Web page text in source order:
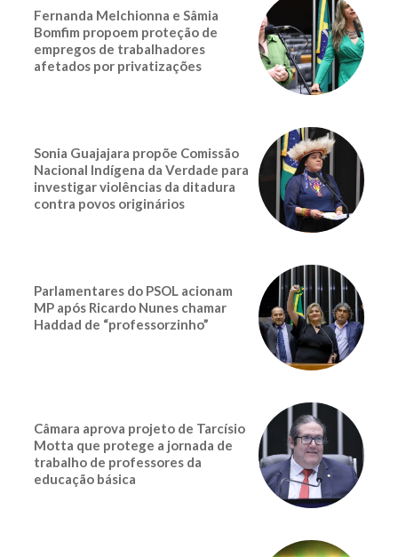
Fernanda Melchionna e Sâmia
Bomfim propoem proteção de
empregos de trabalhadores
afetados por privatizações
Sonia Guajajara propõe Comissão
Nacional Indígena da Verdade para
investigar violências da ditadura
contra povos originários
Parlamentares do PSOL acionam
MP após Ricardo Nunes chamar
Haddad de “professorzinho”
Câmara aprova projeto de Tarcísio
Motta que protege a jornada de
trabalho de professores da
educação básica